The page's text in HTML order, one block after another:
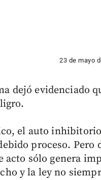
23 de mayo
dejó evidenciado
el auto
proceso. Pero
sólo genera
y la ley no